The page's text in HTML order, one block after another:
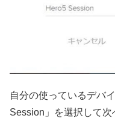
自分の使っているデバ
Session」を選択して次